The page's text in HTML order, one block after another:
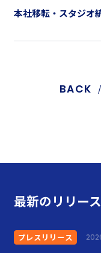
最新のリリー
プレスリリース
本社移転・スタジオ
BACK